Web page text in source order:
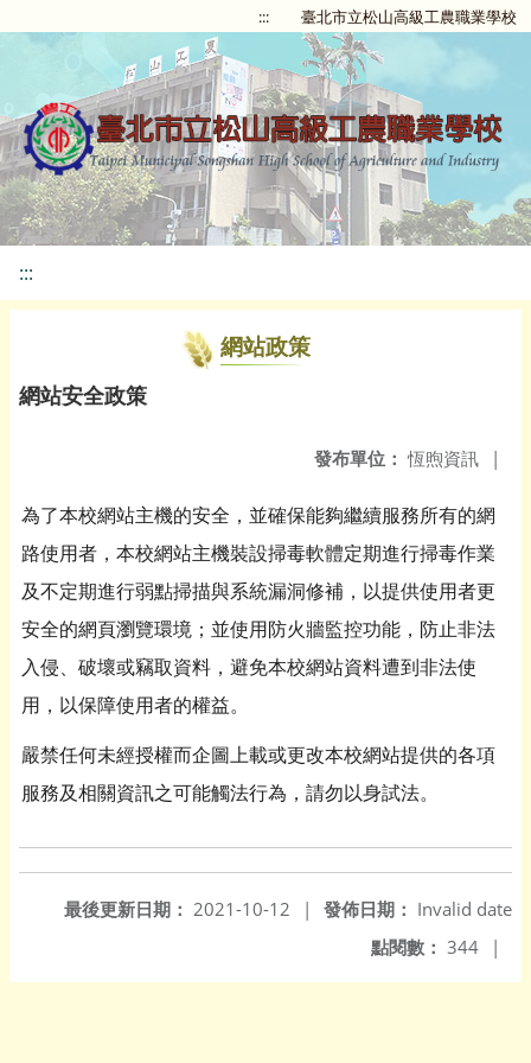
::: 臺北市立松山高級工農職業學校
:::
網站政策
網站安全政策
發布單位： 恆煦資訊 |
為了本校網站主機的安全，並確保能夠繼續服務所有的網
路使用者，本校網站主機裝設掃毒軟體定期進行掃毒作業
及不定期進行弱點掃描與系統漏洞修補，以提供使用者更
安全的網頁瀏覽環境；並使用防火牆監控功能，防止非法
入侵、破壞或竊取資料，避免本校網站資料遭到非法使
用，以保障使用者的權益。
嚴禁任何未經授權而企圖上載或更改本校網站提供的各項
服務及相關資訊之可能觸法行為，請勿以身試法。
發佈日期： Invalid date
最後更新日期： 2021-10-12
|
點閱數： 344 |